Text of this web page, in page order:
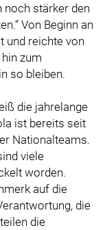
noch stärker den
Von Beginn an
und reichte von
zum
so bleiben.
die jahrelange
ist bereits seit
Nationalteams.
viele
worden.
auf die
die
die